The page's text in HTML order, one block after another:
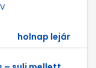
holnap lejár